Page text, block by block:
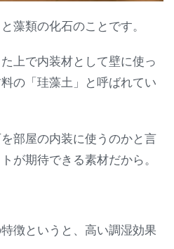
藻類の化石のことです。
上で内装材として壁に使っ
の「珪藻土」と呼ばれてい
部屋の内装に使うのかと言
が期待できる素材だから。
徴というと、高い調湿効果